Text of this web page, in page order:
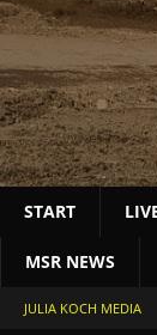
START
MSR NEWS
JULIA KOCH MEDIA